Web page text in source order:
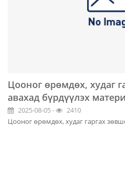
Цооног өрөмдөх, худаг
авахад бүрдүүлэх
2025-08-05 -
2410
Цооног өрөмдөх, худаг гаргах